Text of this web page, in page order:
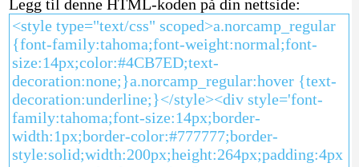
Legg til denne HTML-koden på din nettside: